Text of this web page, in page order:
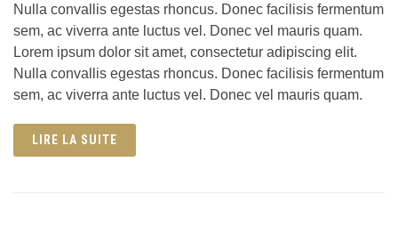
Nulla convallis egestas rhoncus. Donec facilisis fermentum
sem, ac viverra ante luctus vel. Donec vel mauris quam.
Lorem ipsum dolor sit amet, consectetur adipiscing elit.
Nulla convallis egestas rhoncus. Donec facilisis fermentum
sem, ac viverra ante luctus vel. Donec vel mauris quam.
LIRE LA SUITE